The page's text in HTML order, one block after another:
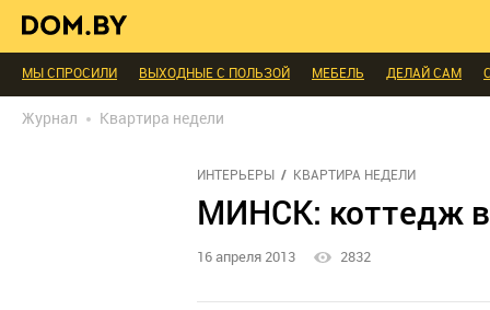
В ГОСТЯХ ДИАЛОГ
МЫ СПРОСИЛИ
ВЫХОДНЫЕ С ПОЛЬЗОЙ МЕБЕЛЬ ДЕЛАЙ САМ
РЕДАКЦИЯ
ТЕЛЕПРОЕКТЫ
Журнал Квартира недели
ИНТЕРЬЕРЫ КВАРТИРА НЕДЕЛИ
МИНСК: коттедж
16 апреля 2013 2832